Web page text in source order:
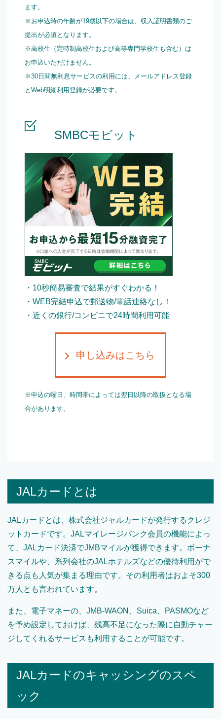
ます。
※お申込時の年齢が19歳以下の場合は、収入証明書類のご
提出が必須となります。
※高校生（定時制高校生および高等専門学校生も含む）は
お申込いただけません。
※30日間無利息サービスの利用には、メールアドレス登録
とWeb明細利用登録が必要です。
SMBCモビット
・10秒簡易審査で結果がすぐわかる！
・WEB完結申込で郵送物/電話連絡なし！
・近くの銀行/コンビニで24時間利用可能
申し込みはこちら
※申込の曜日、時間帯によっては翌日以降の取扱となる場
合があります。
JALカードとは
JALカードとは、株式会社ジャルカードが発行するクレジ
ットカードです。JALマイレージバンク会員の機能によっ
て、JALカード決済でJMBマイルが獲得できます。ボーナ
スマイルや、系列会社のJALホテルズなどの優待利用がで
きる点も人気が集まる理由です。その利用者はおよそ300
万人とも言われています。
また、電子マネーの、JMB-WAON、Suica、PASMOなど
を予め設定しておけば、残高不足になった際に自動チャー
ジしてくれるサービスも利用することが可能です。
JALカードのキャッシングのスペ
ック